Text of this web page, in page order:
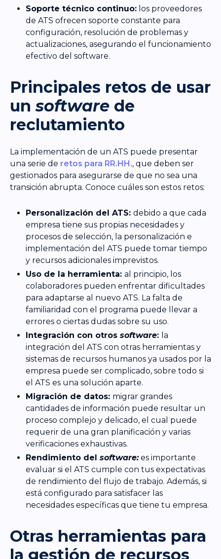
Soporte técnico continuo: los proveedores
de ATS ofrecen soporte constante para
configuración, resolución de problemas y
actualizaciones, asegurando el funcionamiento
efectivo del software.
Principales retos de usar
unsoftware de
reclutamiento
La implementación de un ATS puede presentar
una serie de retos para RR.HH., que deben ser
gestionados para asegurarse de que no sea una
transición abrupta. Conoce cuáles son estos retos:
Personalización del ATS: debido a que cada
empresa tiene sus propias necesidades y
procesos de selección, la personalización e
implementación del ATS puede tomar tiempo
y recursos adicionales imprevistos.
Uso de la herramienta: al principio, los
colaboradores pueden enfrentar dificultades
para adaptarse al nuevo ATS. La falta de
familiaridad con el programa puede llevar a
errores o ciertas dudas sobre su uso.
Integración con otros software: la
integración del ATS con otras herramientas y
sistemas de recursos humanos ya usados por la
empresa puede ser complicado, sobre todo si
el ATS es una solución aparte.
Migración de datos: migrar grandes
cantidades de información puede resultar un
proceso complejo y delicado, el cual puede
requerir de una gran planificación y varias
verificaciones exhaustivas.
Rendimiento del software:es importante
evaluar si el ATS cumple con tus expectativas
de rendimiento del flujo de trabajo. Además, si
está configurado para satisfacer las
necesidades específicas que tiene tu empresa.
Otras herramientas para
la gestión de recursos